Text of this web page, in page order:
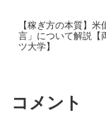
【稼ぎ方の本質】
言」について解説【
ツ大学】
コメント